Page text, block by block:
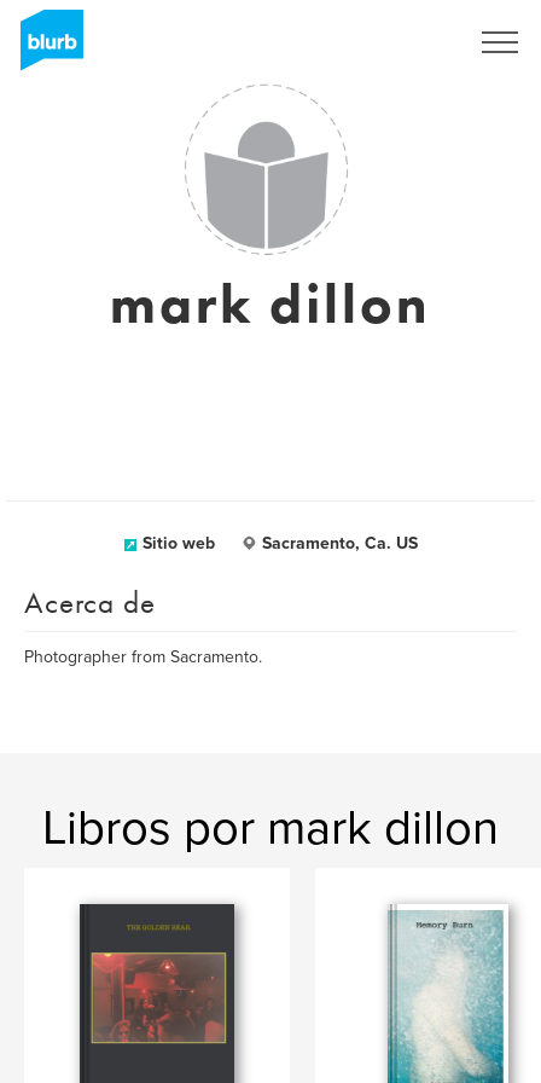
mark dillon
Sitio web Sacramento, Ca. US
Acerca de
Photographer from Sacramento.
Libros por mark dillon